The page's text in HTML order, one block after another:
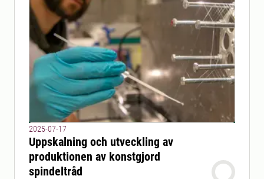
2025-07-17
Uppskalning och utveckling av
produktionen av konstgjord
spindeltråd